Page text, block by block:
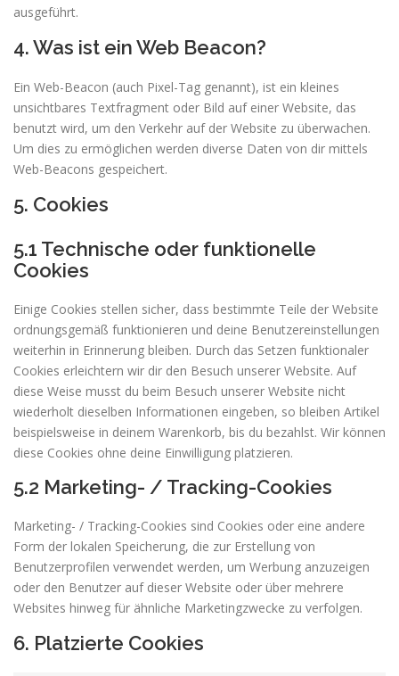
ausgeführt.
4. Was ist ein Web Beacon?
Ein Web-Beacon (auch Pixel-Tag genannt), ist ein kleines
unsichtbares Textfragment oder Bild auf einer Website, das
benutzt wird, um den Verkehr auf der Website zu überwachen.
Um dies zu ermöglichen werden diverse Daten von dir mittels
Web-Beacons gespeichert.
5. Cookies
5.1 Technische oder funktionelle
Cookies
Einige Cookies stellen sicher, dass bestimmte Teile der Website
ordnungsgemäß funktionieren und deine Benutzereinstellungen
weiterhin in Erinnerung bleiben. Durch das Setzen funktionaler
Cookies erleichtern wir dir den Besuch unserer Website. Auf
diese Weise musst du beim Besuch unserer Website nicht
wiederholt dieselben Informationen eingeben, so bleiben Artikel
beispielsweise in deinem Warenkorb, bis du bezahlst. Wir können
diese Cookies ohne deine Einwilligung platzieren.
5.2 Marketing- / Tracking-Cookies
Marketing- / Tracking-Cookies sind Cookies oder eine andere
Form der lokalen Speicherung, die zur Erstellung von
Benutzerprofilen verwendet werden, um Werbung anzuzeigen
oder den Benutzer auf dieser Website oder über mehrere
Websites hinweg für ähnliche Marketingzwecke zu verfolgen.
6. Platzierte Cookies